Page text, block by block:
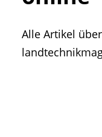
• Messen und
• Mitteilung der
Alle Artikel